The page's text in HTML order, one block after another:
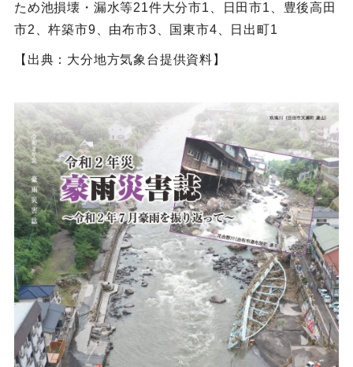
ため池損壊・漏水等21件大分市1、日田市1、豊後高田
市2、杵築市9、由布市3、国東市4、日出町1
【出典：大分地方気象台提供資料】